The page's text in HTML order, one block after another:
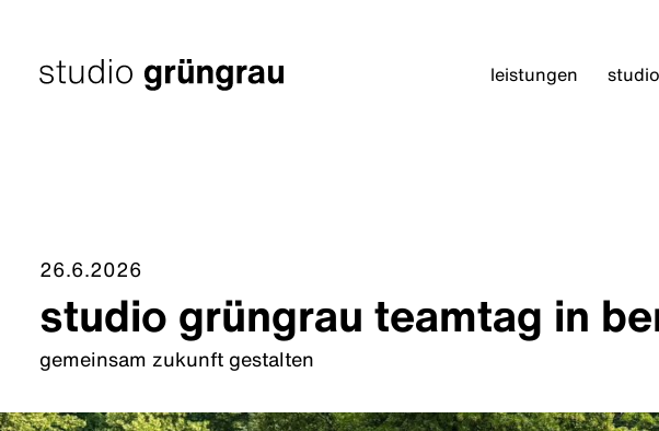
springenStartseite leistungen
26.6.2026
studio grüngrau teamtag in
gemeinsam zukunft gestalten